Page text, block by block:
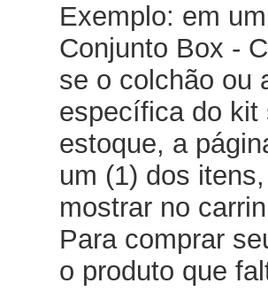
Exemplo: em
Conjunto Box -
se o colchão ou
específica do kit
estoque, a
um (1) dos
mostrar no
Para comprar
o produto que